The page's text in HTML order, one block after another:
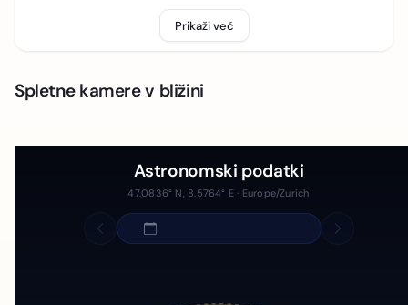
Prikaži več
Spletne kamere v bližini
Astronomski podatki
47.0836° N, 8.5764° E · Europe/Zurich